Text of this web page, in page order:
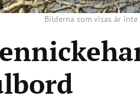
Bilderna som visas är